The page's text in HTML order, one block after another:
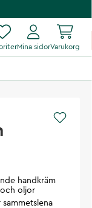
Mina sidorVarukorg
handkräm
oljor